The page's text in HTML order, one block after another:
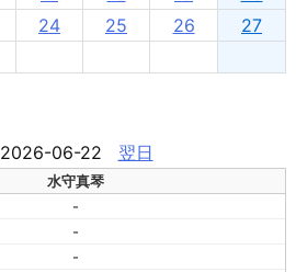
24 25 26
27
2026-06-22 翌日
水守真琴
-
-
-